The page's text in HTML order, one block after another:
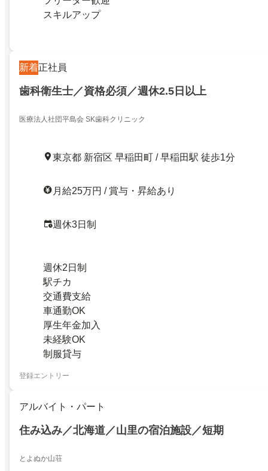
スキルアップ
新着正社員
歯科衛生士／資格必須／週休2.5日以上
医療法人社団平島会 SK歯科クリニック
東京都 新宿区 早稲田町 / 早稲田駅 徒歩1分
月給25万円 / 賞与・昇給あり
週休3日制
週休2日制
駅チカ
交通費支給
車通勤OK
厚生年金加入
未経験OK
制服貸与
登録エントリー
アルバイト・パート
住み込み／北海道／山里の宿泊施設／短期
とよぬか山荘